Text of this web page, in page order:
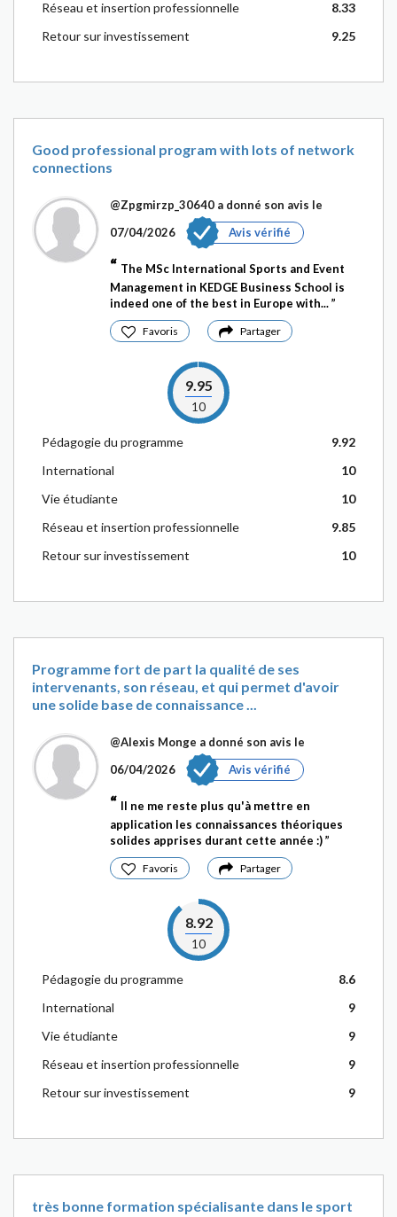
Réseau et insertion professionnelle
8.33
Retour sur investissement
9.25
Good professional program with lots of network
connections
@Zpgmirzp_30640 a donné son avis le
07/04/2026
Avis vérifié
The MSc International Sports and Event
Management in KEDGE Business School is
indeed one of the best in Europe with...
Favoris Partager
9.95
10
Pédagogie du programme
9.92
International
10
Vie étudiante
10
Réseau et insertion professionnelle
9.85
Retour sur investissement
10
Programme fort de part la qualité de ses
intervenants, son réseau, et qui permet d'avoir
une solide base de connaissance ...
@Alexis Monge a donné son avis le
06/04/2026
Avis vérifié
Il ne me reste plus qu'à mettre en
application les connaissances théoriques
solides apprises durant cette année :)
Favoris Partager
8.92
10
Pédagogie du programme
8.6
International
9
Vie étudiante
9
Réseau et insertion professionnelle
9
Retour sur investissement
9
très bonne formation spécialisante dans le sport